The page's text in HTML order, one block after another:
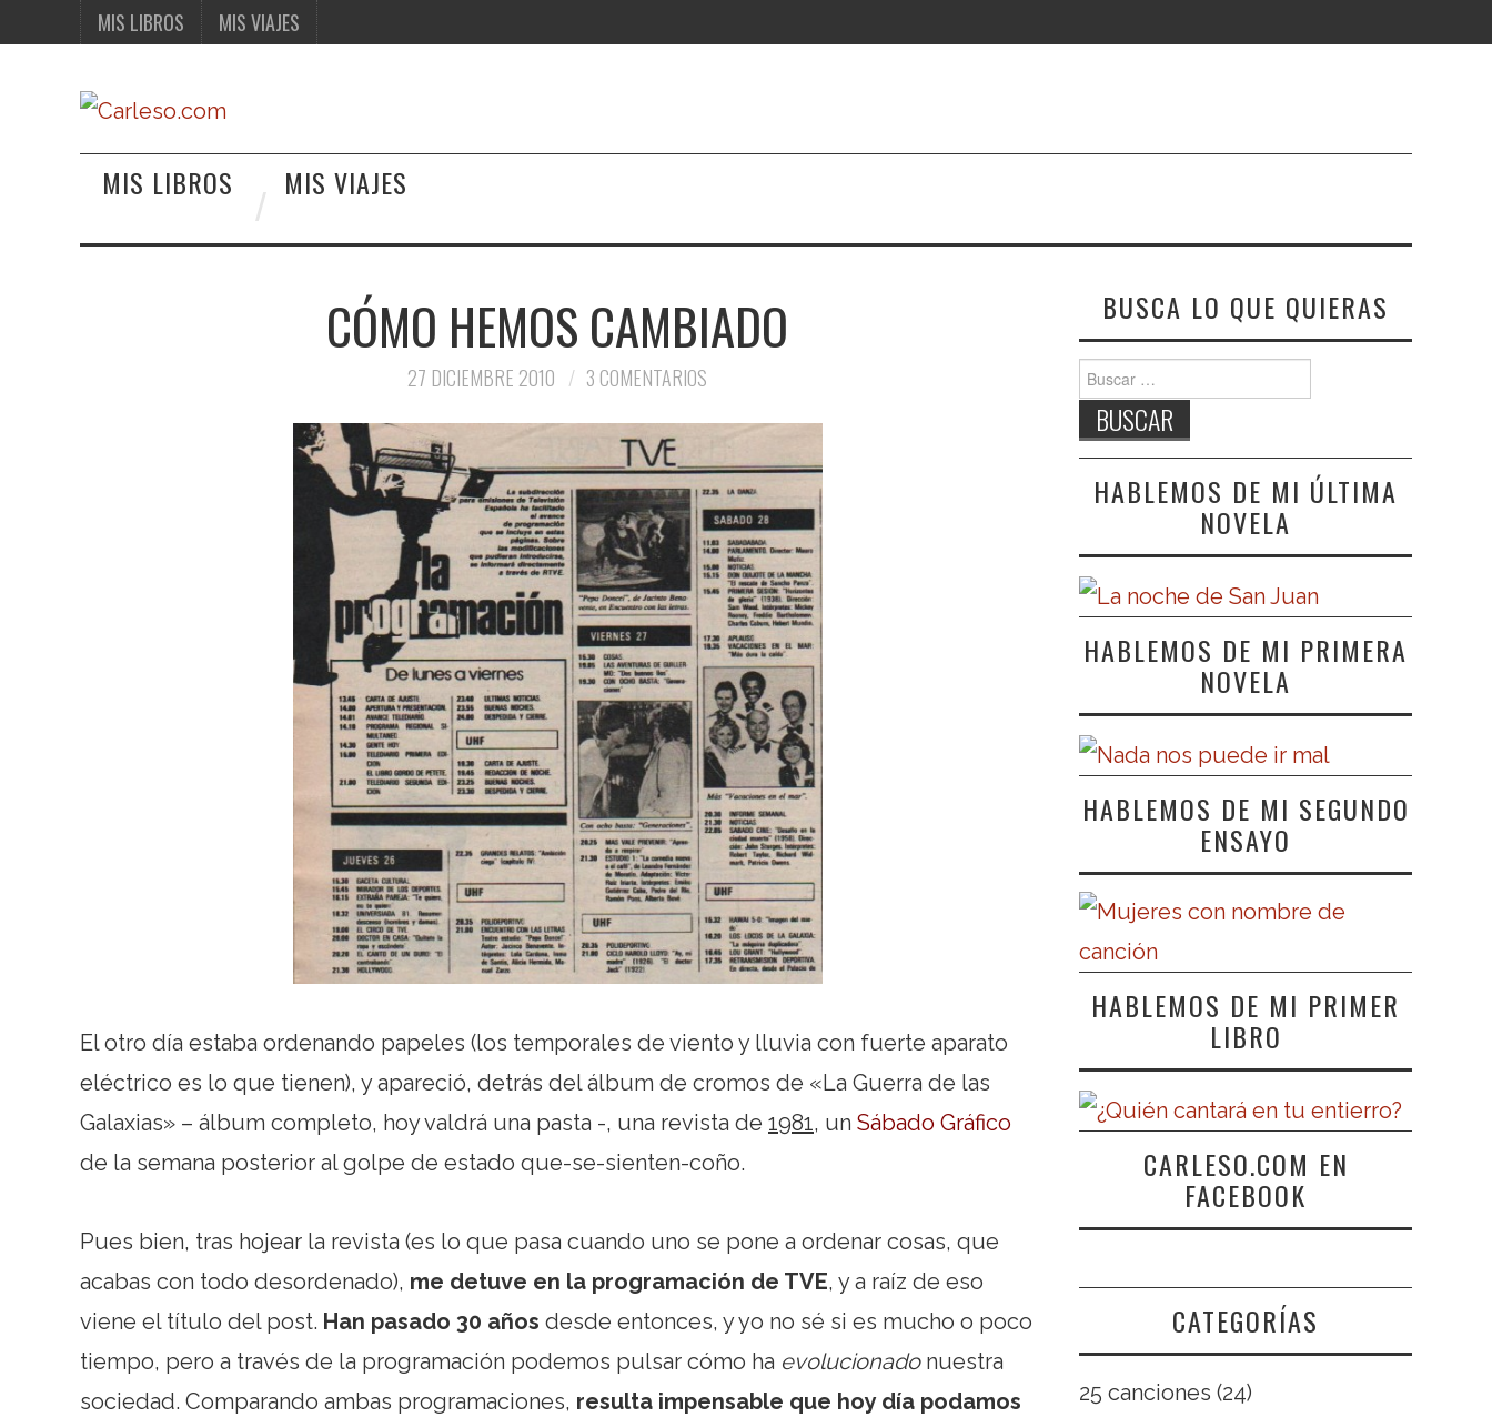
MIS LIBROS MIS VIAJES
MIS LIBROS MIS VIAJES
CÓMO HEMOS CAMBIADO
27 DICIEMBRE 2010 3 COMENTARIOS
El otro día estaba ordenando papeles (los temporales de viento y lluvia con fuerte aparato
eléctrico es lo que tienen), y apareció, detrás del álbum de cromos de «La Guerra de las
Galaxias» – álbum completo, hoy valdrá una pasta -, una revista de 1981, un Sábado Gráfico
de la semana posterior al golpe de estado que-se-sienten-coño.
Pues bien, tras hojear la revista (es lo que pasa cuando uno se pone a ordenar cosas, que
acabas con todo desordenado), me detuve en la programación de TVE, y a raíz de eso
viene el título del post. Han pasado 30 años desde entonces, y yo no sé si es mucho o poco
tiempo, pero a través de la programación podemos pulsar cómo ha evolucionado nuestra
sociedad. Comparando ambas programaciones, resulta impensable que hoy día podamos
BUSCA LO QUE QUIERAS
Buscar:
HABLEMOS DE MI ÚLTIMA
NOVELA
HABLEMOS DE MI PRIMERA
NOVELA
HABLEMOS DE MI SEGUNDO
ENSAYO
HABLEMOS DE MI PRIMER
LIBRO
CARLESO.COM EN
FACEBOOK
CATEGORÍAS
25 canciones (24)